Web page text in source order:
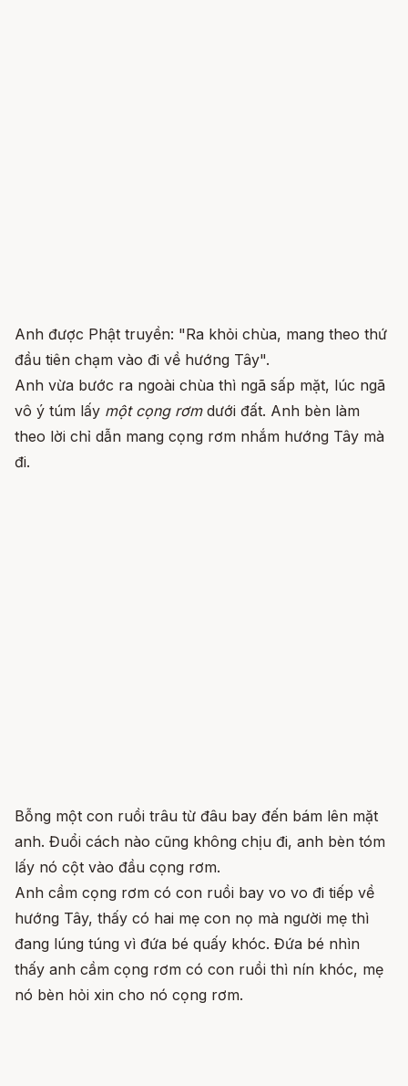
Anh được Phật truyền: "Ra khỏi chùa, mang theo thứ
đầu tiên chạm vào đi về hướng Tây".
Anh vừa bước ra ngoài chùa thì ngã sấp mặt, lúc ngã
vô ý túm lấy một cọng rơmdưới đất. Anh bèn làm
theo lời chỉ dẫn mang cọng rơm nhắm hướng Tây mà
đi.
Bỗng một con ruồi trâu từ đâu bay đến bám lên mặt
anh. Đuổi cách nào cũng không chịu đi, anh bèn tóm
lấy nó cột vào đầu cọng rơm.
Anh cầm cọng rơm có con ruồi bay vo vo đi tiếp về
hướng Tây, thấy có hai mẹ con nọ mà người mẹ thì
đang lúng túng vì đứa bé quấy khóc. Đứa bé nhìn
thấy anh cầm cọng rơm có con ruồi thì nín khóc, mẹ
nó bèn hỏi xin cho nó cọng rơm.